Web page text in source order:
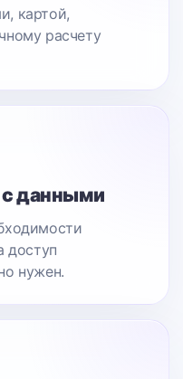
картой,
расчету
с данными
доступ
нужен.